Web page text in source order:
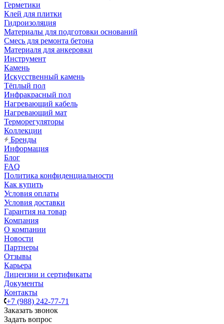
Герметики
Клей для плитки
Гидроизоляция
Материалы для подготовки оснований
Смесь для ремонта бетона
Материаля для анкеровки
Инструмент
Камень
Искусственный камень
Тёплый пол
Инфракрасный пол
Нагревающий кабель
Нагревающий мат
Терморегуляторы
Коллекции
Бренды
Информация
Блог
FAQ
Политика конфиденциальности
Как купить
Условия оплаты
Условия доставки
Гарантия на товар
Компания
О компании
Новости
Партнеры
Отзывы
Карьера
Лицензии и сертификаты
Документы
Контакты
+7 (988) 242-77-71
Заказать звонок
Задать вопрос